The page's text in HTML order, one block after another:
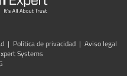
| Política de privacidad | Aviso legal
Systems